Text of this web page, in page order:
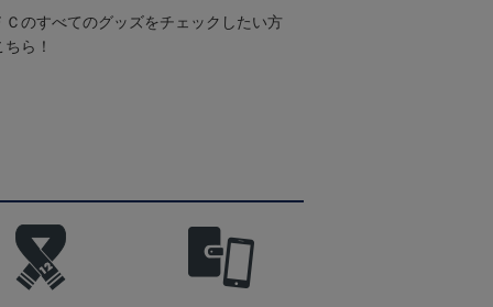
のすべてのグッズをチェックしたい方
ら！